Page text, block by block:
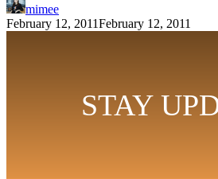
mimee
February 12, 2011February 12, 2011
STAY